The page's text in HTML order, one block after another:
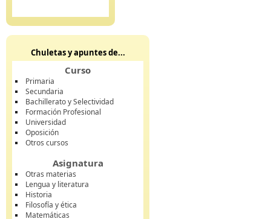
Chuletas y apuntes de...
Curso
Primaria
Secundaria
Bachillerato y Selectividad
Formación Profesional
Universidad
Oposición
Otros cursos
Asignatura
Otras materias
Lengua y literatura
Historia
Filosofía y ética
Matemáticas